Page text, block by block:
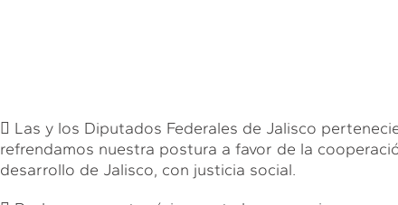
 Las y los Diputados Federales de Jalisco
refrendamos nuestra postura a favor de la
desarrollo de Jalisco, con justicia social.